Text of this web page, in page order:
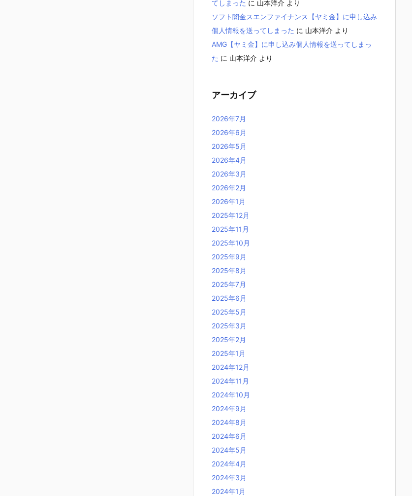
てしまった に 山本洋介 より
ソフト闇金スエンファイナンス【ヤミ金】に申し込み
個人情報を送ってしまった に 山本洋介 より
AMG【ヤミ金】に申し込み個人情報を送ってしまっ
た に 山本洋介 より
アーカイブ
2026年7月
2026年6月
2026年5月
2026年4月
2026年3月
2026年2月
2026年1月
2025年12月
2025年11月
2025年10月
2025年9月
2025年8月
2025年7月
2025年6月
2025年5月
2025年3月
2025年2月
2025年1月
2024年12月
2024年11月
2024年10月
2024年9月
2024年8月
2024年6月
2024年5月
2024年4月
2024年3月
2024年1月